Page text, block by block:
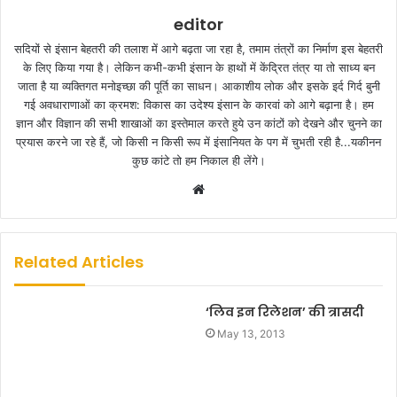
editor
सदियों से इंसान बेहतरी की तलाश में आगे बढ़ता जा रहा है, तमाम तंत्रों का निर्माण इस बेहतरी
के लिए किया गया है। लेकिन कभी-कभी इंसान के हाथों में केंद्रित तंत्र या तो साध्य बन
जाता है या व्यक्तिगत मनोइच्छा की पूर्ति का साधन। आकाशीय लोक और इसके इर्द गिर्द बुनी
गई अवधाराणाओं का क्रमश: विकास का उदेश्य इंसान के कारवां को आगे बढ़ाना है। हम
ज्ञान और विज्ञान की सभी शाखाओं का इस्तेमाल करते हुये उन कांटों को देखने और चुनने का
प्रयास करने जा रहे हैं, जो किसी न किसी रूप में इंसानियत के पग में चुभती रही है...यकीनन
कुछ कांटे तो हम निकाल ही लेंगे।
b
e
Related Articles
‘लिव इन रिलेशन’ की त्रासदी
May 13, 2013